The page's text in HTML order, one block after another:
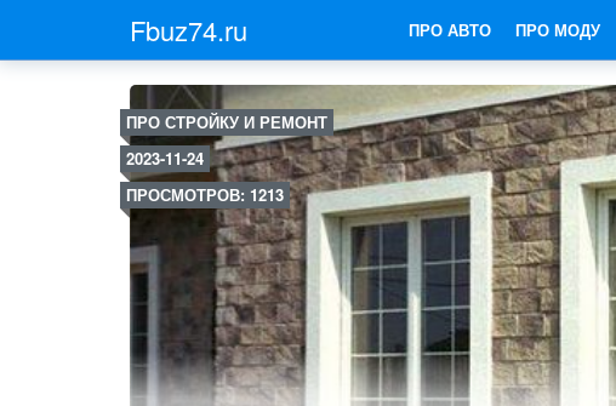
Fbuz74.ru ПРО АВТО ПРО МОДУ
ПРО СТРОЙКУ И РЕМОНТ
2023-11-24
ПРОСМОТРОВ: 1213